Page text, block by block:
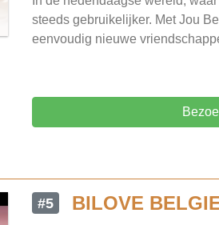
steeds gebruikelijker. Met Jou
eenvoudig nieuwe
#5 BILOVE